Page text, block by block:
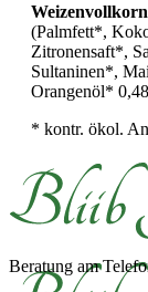
(Palmfett*,
Zitronensaft*,
Sultaninen*,
Orangenöl*
* kontr. ökol.
Beratung am